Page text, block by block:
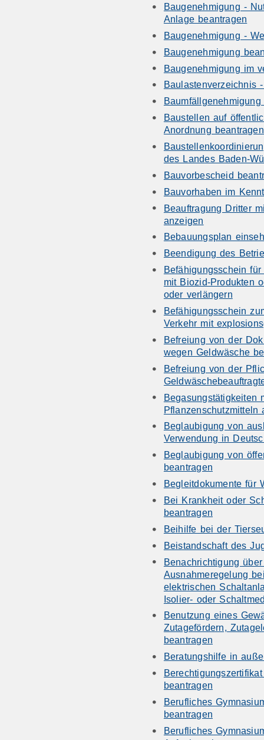
Baugenehmigung -
Anlage beantragen
Baugenehmigung -
Baugenehmigung
Baugenehmigung im
Baulastenverzeichnis
Baustellen auf
Anordnung beantragen
des Landes Baden-
Bauvorbescheid
Bauvorhaben im
Beauftragung Dritter
anzeigen
Bebauungsplan
Beendigung des
Befähigungsschein
mit Biozid-Produkten
oder verlängern
Befähigungsschein
Verkehr mit
Befreiung von der
wegen Geldwäsche
Befreiung von der
Begasungstätigkeiten
Pflanzenschutzmitteln
Beglaubigung von
Verwendung in
Beglaubigung von
beantragen
Begleitdokumente für
Bei Krankheit oder
beantragen
Beihilfe bei der
Beistandschaft des
Benachrichtigung
Ausnahmeregelung
elektrischen
Isolier- oder
Benutzung eines
Zutagefördern,
beantragen
Beratungshilfe in
beantragen
Berufliches
beantragen
Berufliches